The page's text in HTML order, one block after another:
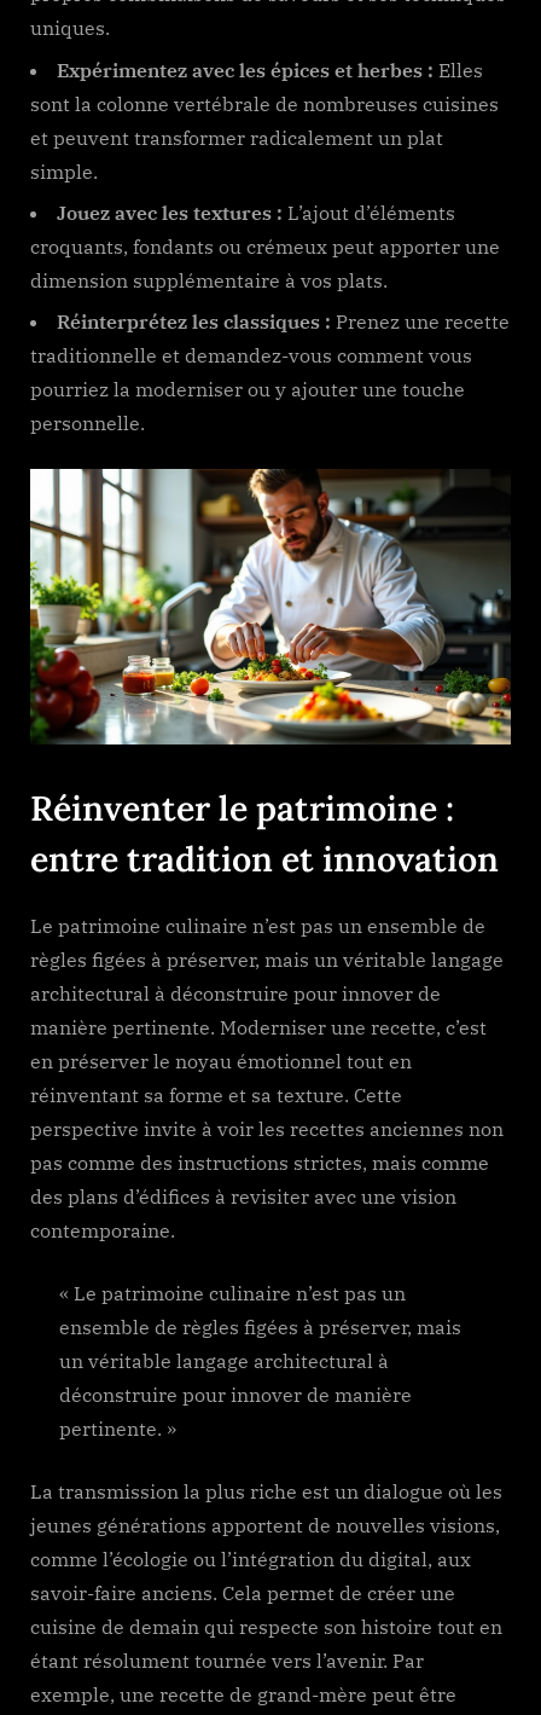
uniques.
Expérimentez avec les épices et herbes : Elles
sont la colonne vertébrale de nombreuses cuisines
et peuvent transformer radicalement un plat
simple.
Jouez avec les textures : L’ajout d’éléments
croquants, fondants ou crémeux peut apporter une
dimension supplémentaire à vos plats.
Réinterprétez les classiques : Prenez une recette
traditionnelle et demandez-vous comment vous
pourriez la moderniser ou y ajouter une touche
personnelle.
Réinventer le patrimoine :
entre tradition et innovation
Le patrimoine culinaire n’est pas un ensemble de
règles figées à préserver, mais un véritable langage
architectural à déconstruire pour innover de
manière pertinente. Moderniser une recette, c’est
en préserver le noyau émotionnel tout en
réinventant sa forme et sa texture. Cette
perspective invite à voir les recettes anciennes non
pas comme des instructions strictes, mais comme
des plans d’édifices à revisiter avec une vision
contemporaine.
« Le patrimoine culinaire n’est pas un
ensemble de règles figées à préserver, mais
un véritable langage architectural à
déconstruire pour innover de manière
pertinente. »
La transmission la plus riche est un dialogue où les
jeunes générations apportent de nouvelles visions,
comme l’écologie ou l’intégration du digital, aux
savoir-faire anciens. Cela permet de créer une
cuisine de demain qui respecte son histoire tout en
étant résolument tournée vers l’avenir. Par
exemple, une recette de grand-mère peut être